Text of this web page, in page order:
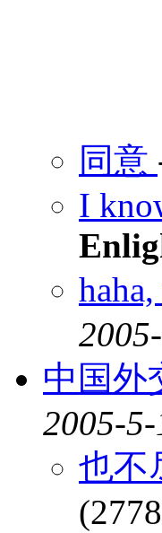
同意
I
中国外
2005-
也不